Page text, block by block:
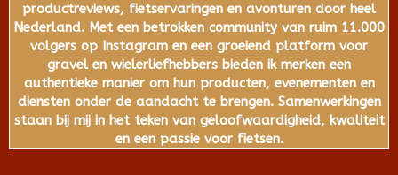
productreviews, fietservaringen en avonturen door heel
Nederland. Met een betrokken community van ruim 11.000
volgers op Instagram en een groeiend platform voor
gravel en wielerliefhebbers bieden ik merken een
authentieke manier om hun producten, evenementen en
diensten onder de aandacht te brengen. Samenwerkingen
staan bij mij in het teken van geloofwaardigheid, kwaliteit
en een passie voor fietsen.